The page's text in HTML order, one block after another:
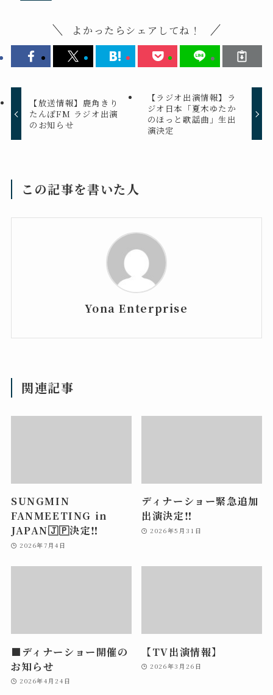
よかったらシェアしてね！
【放送情報】鹿角きり
たんぽFM ラジオ出演
のお知らせ
【ラジオ出演情報】ラ
ジオ日本「夏木ゆたか
のほっと歌謡曲」生出
演決定
この記事を書いた人
Yona Enterprise
関連記事
SUNGMIN
FANMEETING in
JAPAN🇯🇵決定‼️
2026年7月4日
ディナーショー緊急追加
出演決定‼️
2026年5月31日
■ディナーショー開催の
お知らせ
2026年4月24日
【TV出演情報】
2026年3月26日